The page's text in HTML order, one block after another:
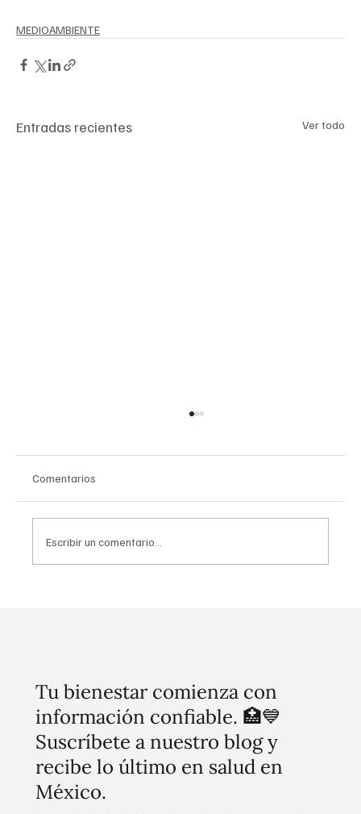
MEDIOAMBIENTE
Entradas recientes Ver todo
Comentarios
Escribir un comentario...
Tu bienestar comienza con
información confiable. 🏥💙
Suscríbete a nuestro blog y
recibe lo último en salud en
México.